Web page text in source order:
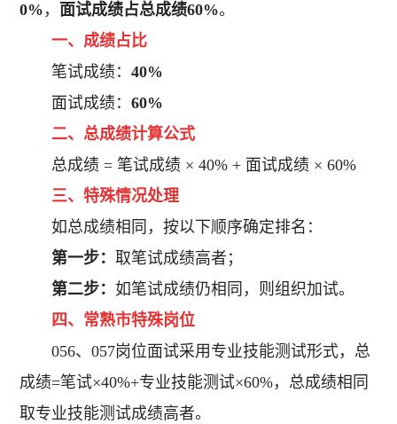
0% ， 面试成绩占总成绩60%。
一、成绩占比
笔试成绩： 40%
面试成绩： 60%
二、总成绩计算公式
总成绩 = 笔试成绩 × 40% + 面试成绩 × 60%
三、特殊情况处理
如总成绩相同，按以下顺序确定排名：
第一步： 取笔试成绩高者；
第二步： 如笔试成绩仍相同，则组织加试。
四、常熟市特殊岗位
056、057岗位面试采用专业技能测试形式，总
成绩=笔试×40%+专业技能测试×60%，总成绩相同
取专业技能测试成绩高者。